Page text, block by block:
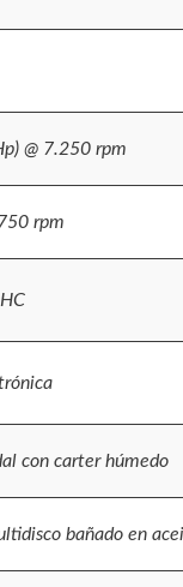
@ 7.250 rpm
rpm
con carter húmedo
bañado en